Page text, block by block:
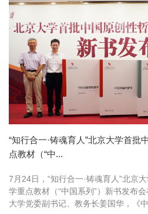
“知行合一·铸魂育人”北京大学首批
点教材（“中...
7月24日，“知行合一·铸魂育人”北京
学重点教材（“中国系列”）新书发布
大学党委副书记、教务长姜国华，《